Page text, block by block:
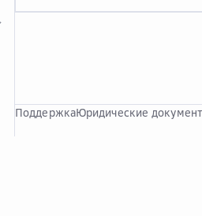
ПоддержкаЮридические